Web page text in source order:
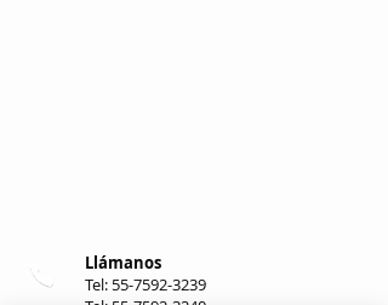
Llámanos
Tel: 55-7592-3239